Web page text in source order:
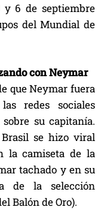
y 6 de septiembre
del Mundial de
con Neymar
que Neymar fuera
redes sociales
su capitanía.
se hizo viral
la camiseta de la
tachado y en su
de la selección
Balón de Oro).